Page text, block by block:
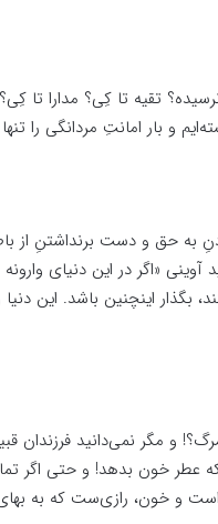
تقیه تا کِی؟ مدارا
و بار امانتِ مردانگی را
به حق و دست برنداشتنِ از
آوینی «اگر در این دنیای
بگذار اینچنین باشد. این
و مگر نمی‌دانید
عطر خون بدهد! و حتی اگر
و خون، رازی‌ست که به